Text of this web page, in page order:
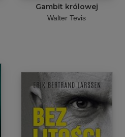
Gambit królowej
Walter Tevis